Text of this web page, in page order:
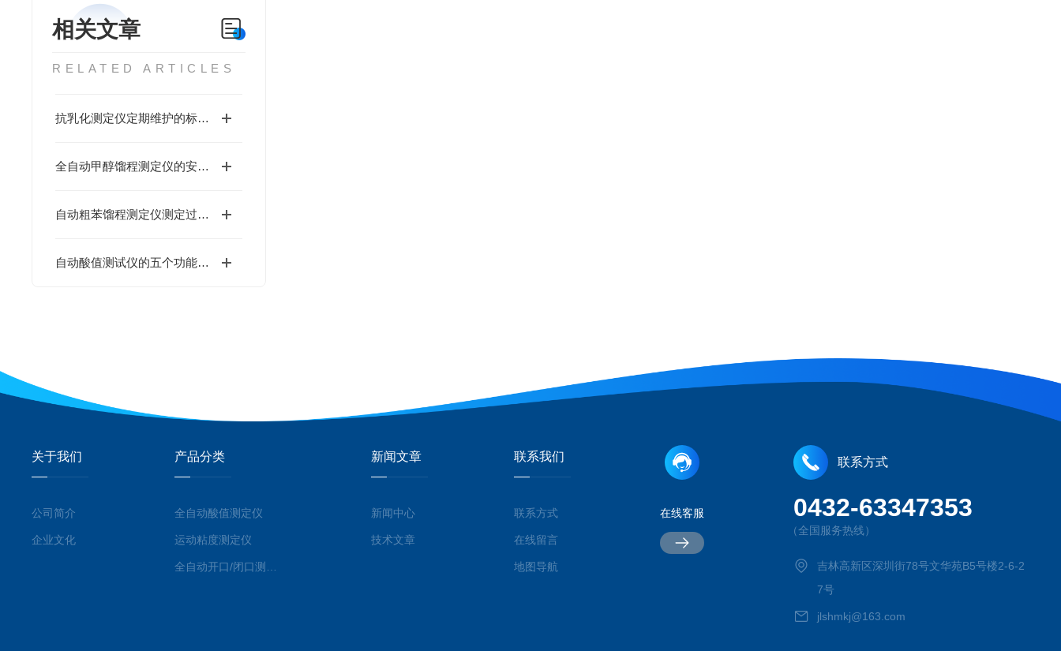
相关文章
RELATED ARTICLES
抗乳化测定仪定期维护的标准化流程解析
全自动甲醇馏程测定仪的安装环境与通风要求
自动粗苯馏程测定仪测定过程自动完成，安全要点如下
自动酸值测试仪的五个功能特点和使用方法
关于我们
公司简介
企业文化
产品分类
全自动酸值测定仪
运动粘度测定仪
新闻文章
新闻中心
技术文章
联系我们
联系方式
在线留言
地图导航
在线客服
联系方式
0432-63347353
（全国服务热线）
吉林高新区深圳街78号文华苑B5号楼2-6-2
7号
jlshmkj@163.com